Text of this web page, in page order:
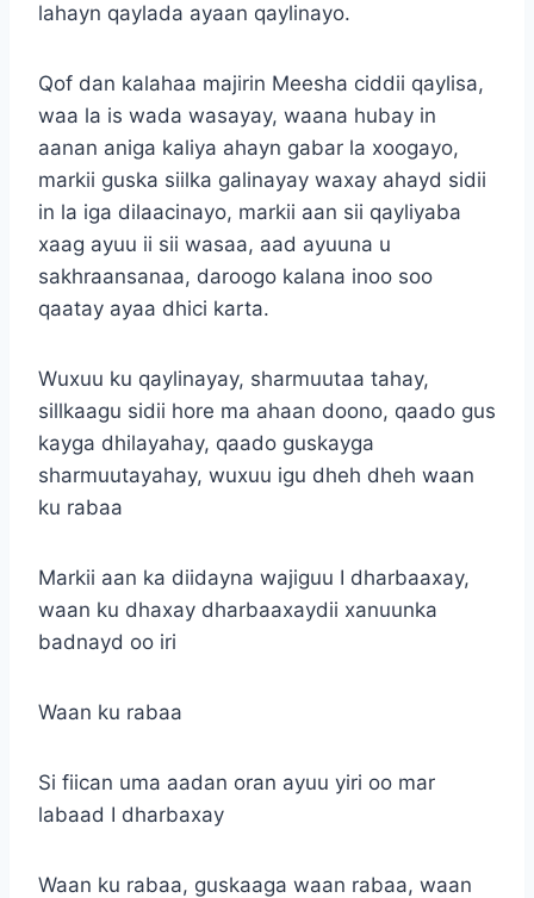
lahayn qaylada ayaan qaylinayo.
Qof dan kalahaa majirin Meesha ciddii qaylisa,
waa la is wada wasayay, waana hubay in
aanan aniga kaliya ahayn gabar la xoogayo,
markii guska siilka galinayay waxay ahayd sidii
in la iga dilaacinayo, markii aan sii qayliyaba
xaag ayuu ii sii wasaa, aad ayuuna u
sakhraansanaa, daroogo kalana inoo soo
qaatay ayaa dhici karta.
Wuxuu ku qaylinayay, sharmuutaa tahay,
sillkaagu sidii hore ma ahaan doono, qaado gus
kayga dhilayahay, qaado guskayga
sharmuutayahay, wuxuu igu dheh dheh waan
ku rabaa
Markii aan ka diidayna wajiguu I dharbaaxay,
waan ku dhaxay dharbaaxaydii xanuunka
badnayd oo iri
Waan ku rabaa
Si fiican uma aadan oran ayuu yiri oo mar
labaad I dharbaxay
Waan ku rabaa, guskaaga waan rabaa, waan